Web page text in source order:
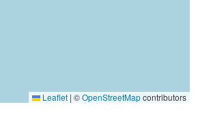
Leaflet | ©OpenStreetMapcontributors